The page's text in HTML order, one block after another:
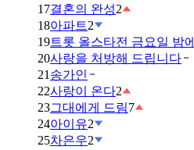
17결혼의 완성2
18아파트2
19트롯 올스타전 금요일 밤에
20사랑을 처방해 드립니다
21 송가인
22사랑이 온다2
23그대에게 드림7
24아이유2
25차은우2